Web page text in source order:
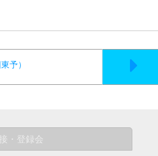
予）
・登録会